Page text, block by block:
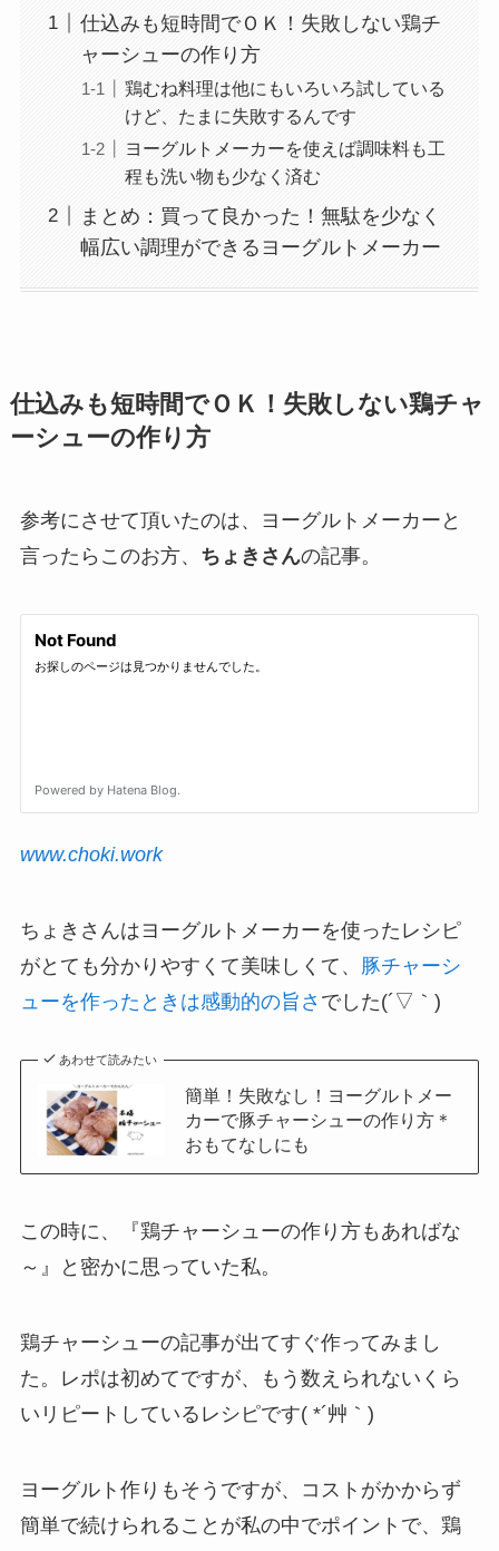
仕込みも短時間でＯＫ！失敗しない鶏チ
ャーシューの作り方
鶏むね料理は他にもいろいろ試している
けど、たまに失敗するんです
ヨーグルトメーカーを使えば調味料も工
程も洗い物も少なく済む
まとめ：買って良かった！無駄を少なく
幅広い調理ができるヨーグルトメーカー
仕込みも短時間でＯＫ！失敗しない鶏チャ
ーシューの作り方
参考にさせて頂いたのは、ヨーグルトメーカーと
言ったらこのお方、 ちょきさんの記事。
www.choki.work
ちょきさんはヨーグルトメーカーを使ったレシピ
がとても分かりやすくて美味しくて、
豚チャーシ
ューを作ったときは感動的の旨さ でした(´▽｀)
あわせて読みたい
簡単！失敗なし！ヨーグルトメー
カーで豚チャーシューの作り方＊
おもてなしにも
この時に、『鶏チャーシューの作り方もあればな
～』と密かに思っていた私。
鶏チャーシューの記事が出てすぐ作ってみまし
た。レポは初めてですが、もう数えられないくら
いリピートしているレシピです( *´艸｀)
ヨーグルト作りもそうですが、コストがかからず
簡単で続けられることが私の中でポイントで、鶏